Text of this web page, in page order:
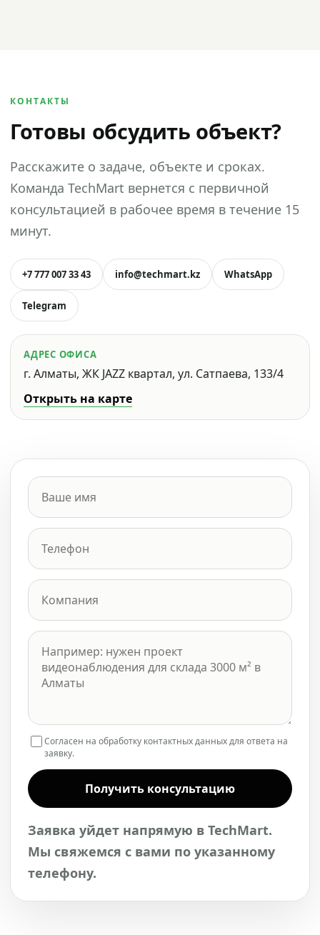
КОНТАКТЫ
Готовы обсудить объект?
Расскажите о задаче, объекте и сроках.
Команда TechMart вернется с первичной
консультацией в рабочее время в течение 15
минут.
+7 777 007 33 43 info@techmart.kz WhatsApp
Telegram
АДРЕС ОФИСА
г. Алматы, ЖК JAZZ квартал, ул. Сатпаева, 133/4
Открыть на карте
Согласен на обработку контактных данных для ответа на
заявку.
Получить консультацию
Заявка уйдет напрямую в TechMart.
Мы свяжемся с вами по указанному
телефону.